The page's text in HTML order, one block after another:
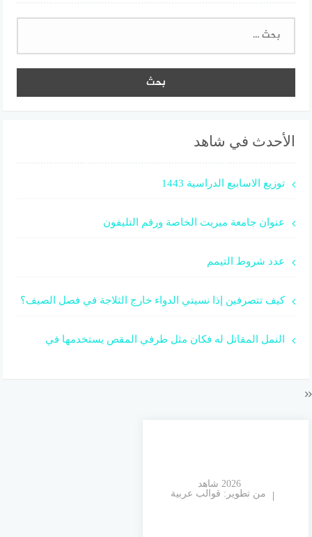
البحث
الأحدث في شاهد
توزيع الاسابيع الدراسية 1443
عنوان جامعة ميريت الخاصة ورقم التليفون
عدد شروط التيمم
كيف تتصرفين إذا نسيتي الدواء خارج الثلاجة في فصل الصيف؟
النمل المقاتل له فكان مثل طرفي المقص يستخدمها في
من تطوير: قوالب عربية